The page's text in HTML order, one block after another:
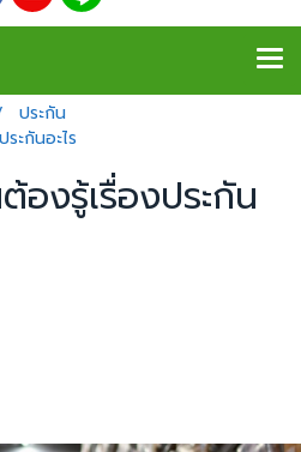
ประกัน
ะกันอะไร
องรู้เรื่องประกัน